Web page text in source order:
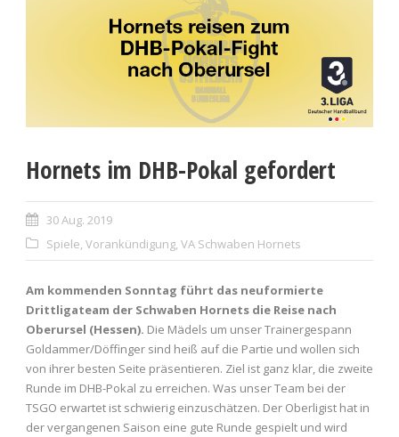
Hornets im DHB-Pokal gefordert
30 Aug. 2019
Spiele, Vorankündigung, VA Schwaben Hornets
Am kommenden Sonntag führt das neuformierte
Drittligateam der Schwaben Hornets die Reise nach
Oberursel (Hessen). Die Mädels um unser Trainergespann
Goldammer/Döffinger sind heiß auf die Partie und wollen sich
von ihrer besten Seite präsentieren. Ziel ist ganz klar, die zweite
Runde im DHB-Pokal zu erreichen. Was unser Team bei der
TSGO erwartet ist schwierig einzuschätzen. Der Oberligist hat in
der vergangenen Saison eine gute Runde gespielt und wird